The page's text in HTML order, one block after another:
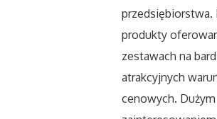
Serwis
Informatyczne
Restauracje, Catering
przedsiębiorstwa.
produkty
zestawach na
atrakcyjnych
cenowych. Dużym